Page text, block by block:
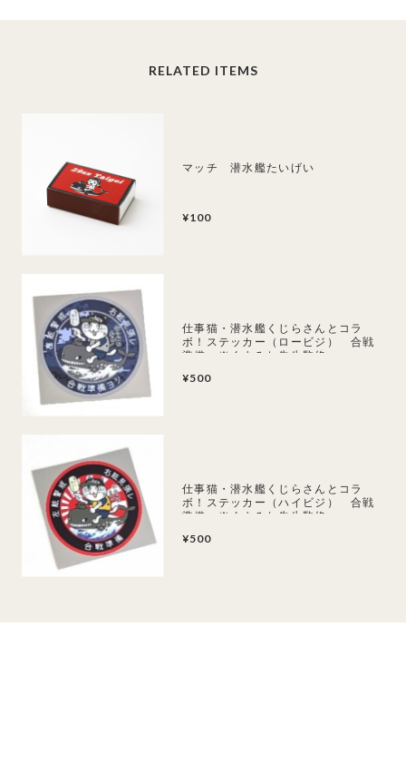
RELATED ITEMS
マッチ 潜水艦たいげい
¥100
仕事猫・潜水艦くじらさんとコラ
ボ！ステッカー（ロービジ） 合戦
準備 ※くまみね先生監修
¥500
仕事猫・潜水艦くじらさんとコラ
ボ！ステッカー（ハイビジ） 合戦
準備 ※くまみね先生監修
¥500